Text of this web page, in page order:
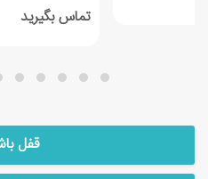
تماس بگیرید
قفل